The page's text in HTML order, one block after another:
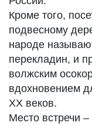
Кроме того,
подвесному
народе
перекладин, и
волжским
вдохновением
XX веков.
Место встречи